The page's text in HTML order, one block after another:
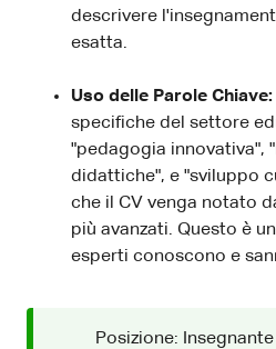
descrivere
esatta.
Uso delle Parole Chiave:
specifiche del settore
"pedagogia innovativa",
didattiche", e "sviluppo
che il CV venga notato
più avanzati. Questo è
esperti conoscono e
Posizione: